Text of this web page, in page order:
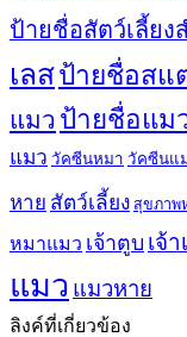
ป้ายชื่อสัตว์เลี้ยง
เลสป้ายชื่อสแ
แมว ป้ายชื่อแม
แมว วัคซีนหมา วัคซีนแ
หาย สัตว์เลี้ยง สุขภาพ
หมาแมว เจ้าตูบ เจ้
แมว แมวหาย
ลิงค์ที่เกี่ยวข้อง